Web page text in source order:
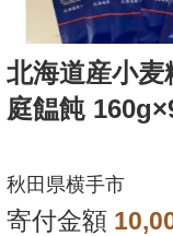
北海道産小麦
庭饂飩
秋田県横手市
寄付金額